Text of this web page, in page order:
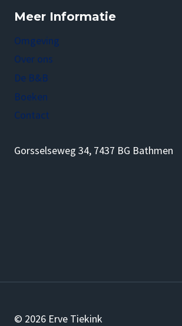
Meer Informatie
Omgeving
Over ons
De B&B
Boeken
Contact
Gorsselseweg 34, 7437 BG Bathmen
© 2026 Erve Tiekink